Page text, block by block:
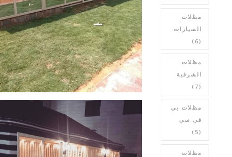
مظلات
السيارات
(6)
مظلات
الشرقية
(7)
مظلات بي
في سي
(5)
مظلات